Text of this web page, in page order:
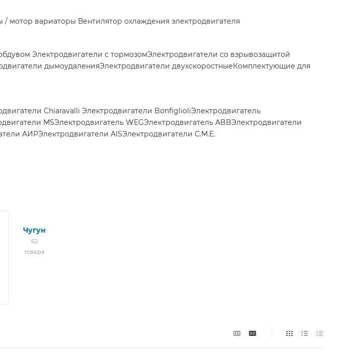
/ мотор вариаторы Вентилятор охлаждения электродвигателя
Электродвигатели с тормозомЭлектродвигатели со взрывозащитой
дымоудаленияЭлектродвигатели двухскоростныеКомплектующие для
Chiaravalli Электродвигатели BonfiglioliЭлектродвигатель
MSЭлектродвигатель WEGЭлектродвигатель ABBЭлектродвигатели
АИРЭлектродвигатели AISЭлектродвигатели C.M.E.
Чугун
62
товара